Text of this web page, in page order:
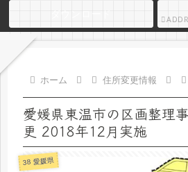
ホーム 住所変更情報
愛媛県東温市の区画整理
更 2018年12月実施
38 愛媛県